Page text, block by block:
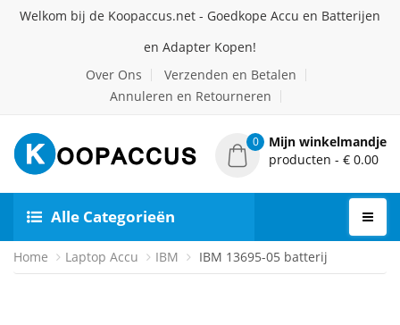
Welkom bij de Koopaccus.net - Goedkope Accu en Batterijen
en Adapter Kopen!
Over Ons
Verzenden en Betalen
Annuleren en Retourneren
0
Mijn winkelmandje
producten - € 0.00
Alle Categorieën
Home Laptop Accu IBM IBM 13695-05 batterij